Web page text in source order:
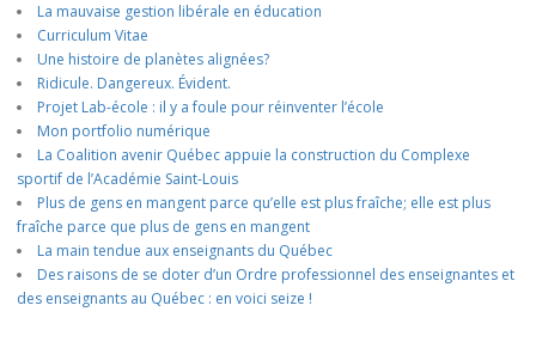
La mauvaise gestion libérale en éducation
Curriculum Vitae
Une histoire de planètes alignées?
Ridicule. Dangereux. Évident.
Projet Lab-école : il y a foule pour réinventer l’école
Mon portfolio numérique
La Coalition avenir Québec appuie la construction du Complexe
sportif de l’Académie Saint-Louis
Plus de gens en mangent parce qu’elle est plus fraîche; elle est plus
fraîche parce que plus de gens en mangent
La main tendue aux enseignants du Québec
Des raisons de se doter d’un Ordre professionnel des enseignantes et
des enseignants au Québec : en voici seize !